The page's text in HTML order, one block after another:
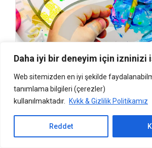
Daha iyi bir deneyim için izninizi
Web sitemizden en iyi şekilde
tanımlama bilgileri (çerezler)
kullanılmaktadır.
Kvkk & Gizlilik Politikamız
Reddet
Muğla’da